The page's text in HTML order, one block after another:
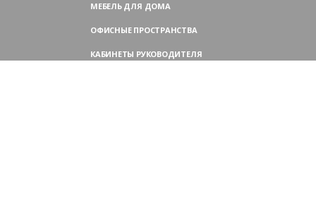
МЕБЕЛЬ ДЛЯ ДОМА
ОФИСНЫЕ ПРОСТРАНСТВА
КАБИНЕТЫ РУКОВОДИТЕЛЯ